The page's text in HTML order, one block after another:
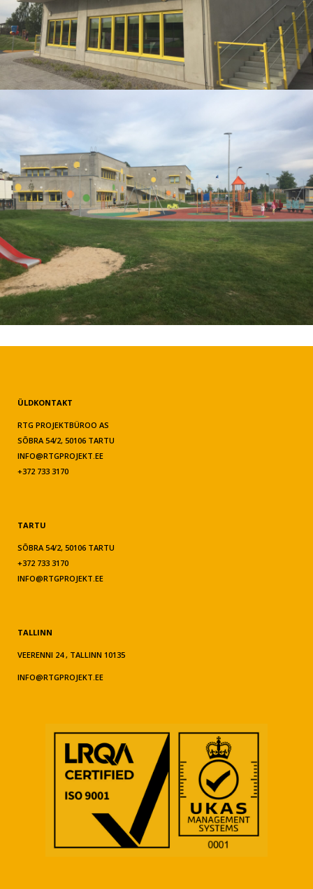
ÜLDKONTAKT
RTG PROJEKTBÜROO AS
SÕBRA 54/2, 50106 TARTU
INFO@RTGPROJEKT.EE
+372 733 3170
TARTU
SÕBRA 54/2, 50106 TARTU
+372 733 3170
INFO@RTGPROJEKT.EE
TALLINN
VEERENNI 24 , TALLINN 10135
INFO@RTGPROJEKT.EE